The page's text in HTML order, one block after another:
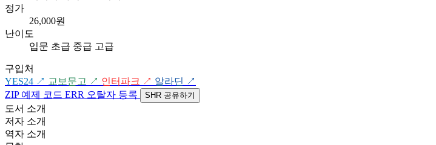
정가
26,000원
난이도
입문 초급 중급 고급
구입처
YES24 ↗ 교보문고 ↗ 인터파크 ↗ 알라딘 ↗
ZIP예제 코드 ERR 오탈자 등록 SHR 공유하기
도서 소개
저자 소개
역자 소개